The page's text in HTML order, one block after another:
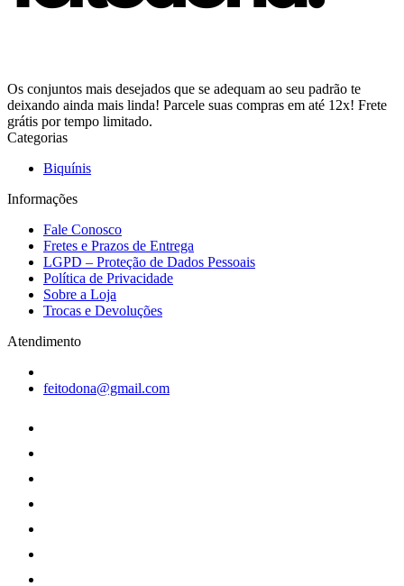
Os conjuntos mais desejados que se adequam ao seu padrão te
deixando ainda mais linda! Parcele suas compras em até 12x! Frete
grátis por tempo limitado.
Categorias
Biquínis
Informações
Fale Conosco
Fretes e Prazos de Entrega
LGPD – Proteção de Dados Pessoais
Política de Privacidade
Sobre a Loja
Trocas e Devoluções
Atendimento
feitodona@gmail.com